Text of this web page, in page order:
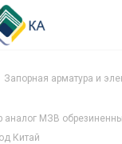
Запорная арматура и
аналог МЗВ
Китай